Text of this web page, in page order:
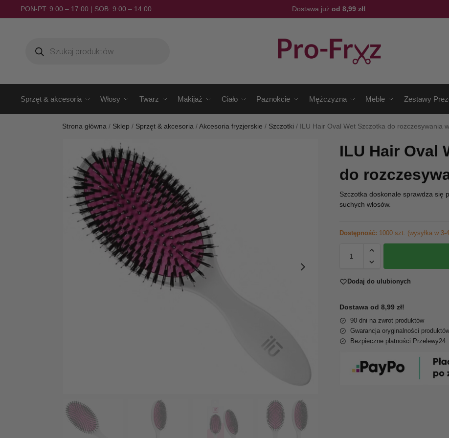
PON-PT: 9:00 – 17:00 | SOB: 9:00 – 14:00 Dostawa już od 8,99 zł!
Sprzęt & akcesoria Włosy Twarz Makijaż Ciało Paznokcie Mężczyzna Meble Zestawy
Strona główna / Sklep / Sprzęt & akcesoria /Akcesoria fryzjerskie / Szczotki / ILU Hair Oval Wet Szczotka do rozczesywania
ILU Hair Oval
do
Szczotka doskonale sprawdza się
suchych włosów.
Dostępność: 1000 szt. (wysyłka w 3-
Dodaj do ulubionych
Dostawa od 8,99 zł!
90 dni na zwrot produktów
Gwarancja oryginalności
Bezpieczne płatności Przelewy24